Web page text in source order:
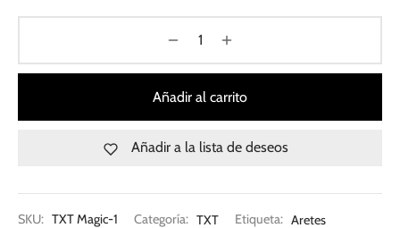
Añadir al carrito
Añadir a la lista de deseos
SKU: TXT Magic-1 Categoría: TXT Etiqueta: Aretes